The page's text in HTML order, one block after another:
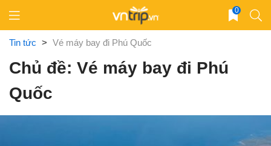
content
0
Tin tức > Vé máy bay đi Phú Quốc
Chủ đề: Vé máy bay đi Phú
Quốc